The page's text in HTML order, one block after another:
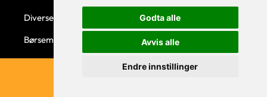
Godta alle
Avvis alle
Endre innstillinger
Diverse
Børsemaker